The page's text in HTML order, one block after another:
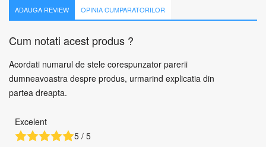
ADAUGA REVIEW OPINIA CUMPARATORILOR
Cum notati acest produs ?
Acordati numarul de stele corespunzator parerii
dumneavoastra despre produs, urmarind explicatia din
partea dreapta.
Excelent
5 / 5